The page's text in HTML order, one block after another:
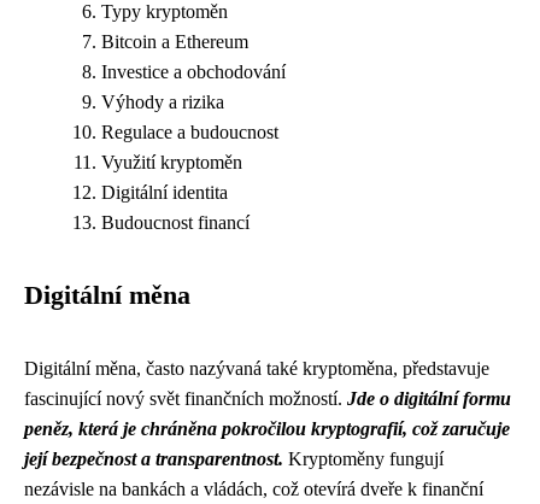
Typy kryptoměn
Bitcoin a Ethereum
Investice a obchodování
Výhody a rizika
Regulace a budoucnost
Využití kryptoměn
Digitální identita
Budoucnost financí
Digitální měna
Digitální měna, často nazývaná také kryptoměna, představuje
fascinující nový svět finančních možností. Jde o digitální formu
peněz, která je chráněna pokročilou kryptografií, což zaručuje
její bezpečnost a transparentnost. Kryptoměny fungují
nezávisle na bankách a vládách, což otevírá dveře k finanční